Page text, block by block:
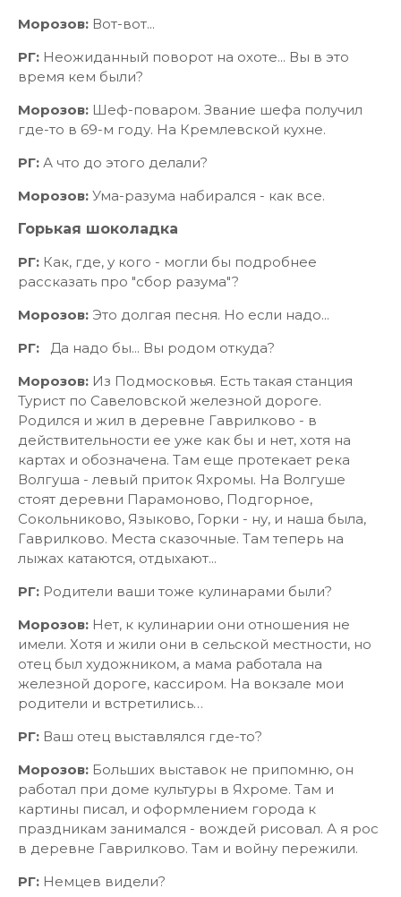
Морозов: Вот-вот...
РГ: Неожиданный поворот на охоте... Вы в это
время кем были?
Морозов: Шеф-поваром. Звание шефа получил
где-то в 69-м году. На Кремлевской кухне.
РГ: А что до этого делали?
Морозов: Ума-разума набирался - как все.
Горькая шоколадка
РГ: Как, где, у кого - могли бы подробнее
рассказать про "сбор разума"?
Морозов: Это долгая песня. Но если надо...
РГ:
Да надо бы... Вы родом откуда?
Морозов: Из Подмосковья. Есть такая станция
Турист по Савеловской железной дороге.
Родился и жил в деревне Гаврилково - в
действительности ее уже как бы и нет, хотя на
картах и обозначена. Там еще протекает река
Волгуша - левый приток Яхромы. На Волгуше
стоят деревни Парамоново, Подгорное,
Сокольниково, Языково, Горки - ну, и наша была,
Гаврилково. Места сказочные. Там теперь на
лыжах катаются, отдыхают...
РГ: Родители ваши тоже кулинарами были?
Морозов: Нет, к кулинарии они отношения не
имели. Хотя и жили они в сельской местности, но
отец был художником, а мама работала на
железной дороге, кассиром. На вокзале мои
родители и встретились…
РГ: Ваш отец выставлялся где-то?
Морозов: Больших выставок не припомню, он
работал при доме культуры в Яхроме. Там и
картины писал, и оформлением города к
праздникам занимался - вождей рисовал. А я рос
в деревне Гаврилково. Там и войну пережили.
РГ: Немцев видели?